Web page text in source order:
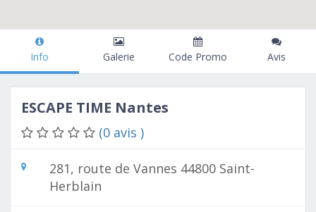
Info Galerie Code Promo Avis
ESCAPE TIME Nantes
(0 avis )
281, route de Vannes 44800 Saint-
Herblain